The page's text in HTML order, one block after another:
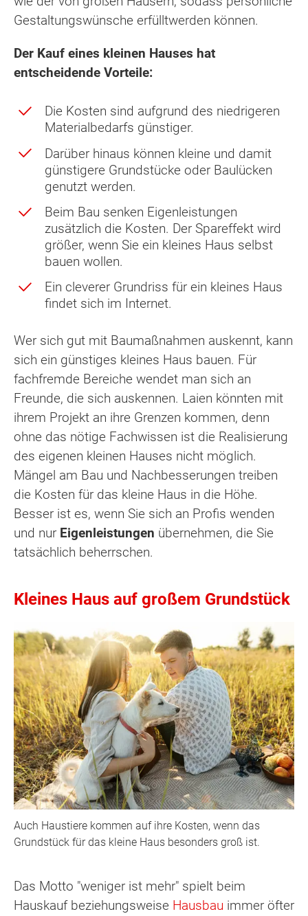
Gestaltungswünsche erfülltwerden können.
Der Kauf eines kleinen Hauses hat
entscheidende Vorteile:
Die Kosten sind aufgrund des niedrigeren
Materialbedarfs günstiger.
Darüber hinaus können kleine und damit
günstigere Grundstücke oder Baulücken
genutzt werden.
Beim Bau senken Eigenleistungen
zusätzlich die Kosten. Der Spareffekt wird
größer, wenn Sie ein kleines Haus selbst
bauen wollen.
Ein cleverer Grundriss für ein kleines Haus
findet sich im Internet.
Wer sich gut mit Baumaßnahmen auskennt, kann
sich ein günstiges kleines Haus bauen. Für
fachfremde Bereiche wendet man sich an
Freunde, die sich auskennen. Laien könnten mit
ihrem Projekt an ihre Grenzen kommen, denn
ohne das nötige Fachwissen ist die Realisierung
des eigenen kleinen Hauses nicht möglich.
Mängel am Bau und Nachbesserungen treiben
die Kosten für das kleine Haus in die Höhe.
Besser ist es, wenn Sie sich an Profis wenden
und nur Eigenleistungen übernehmen, die Sie
tatsächlich beherrschen.
Kleines Haus auf großem Grundstück
Auch Haustiere kommen auf ihre Kosten, wenn das
Grundstück für das kleine Haus besonders groß ist.
Das Motto "weniger ist mehr" spielt beim
Hauskauf beziehungsweise Hausbau immer öfter